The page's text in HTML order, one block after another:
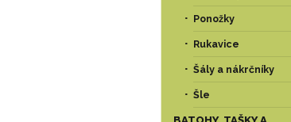
Ponožky
Rukavice
Šály a nákrčníky
Šle